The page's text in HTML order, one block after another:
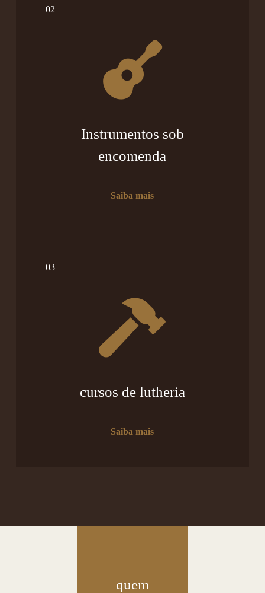
02
Instrumentos sob
encomenda
Saiba mais
03
cursos de lutheria
Saiba mais
quem